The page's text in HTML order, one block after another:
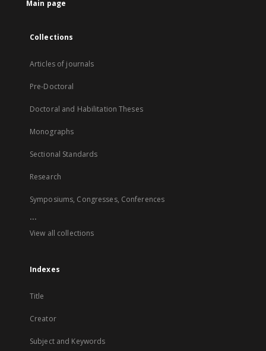
Main page
Collections
Articles of journals
Pre-Doctoral
Doctoral and Habilitation Theses
Monographs
Sectional Standards
Research
Symposiums, Congresses, Conferences
...
View all collections
Indexes
Title
Creator
Subject and Keywords